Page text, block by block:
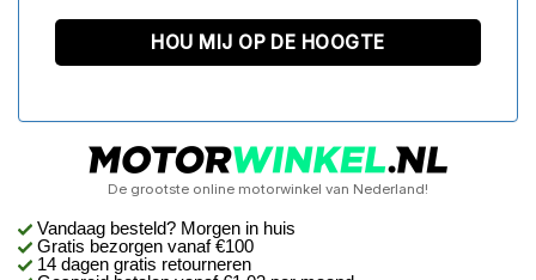
De grootste online motorwinkel van Nederland!
Vandaag besteld? Morgen in huis
Gratis bezorgen vanaf €100
14 dagen gratis retourneren